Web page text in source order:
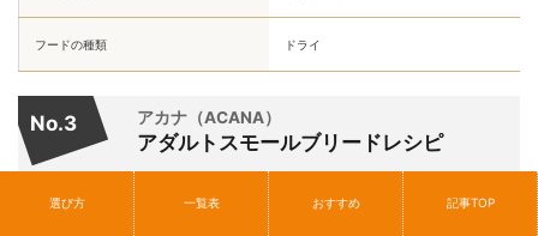
フードの種類 ドライ
No.3 アカナ（ACANA）
アダルトスモールブリードレシピ
選び方 一覧表 おすすめ 記事TOP